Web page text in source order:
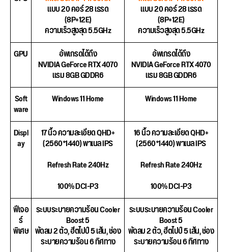
แบบ 20 คอร์ 28 เธรด
(8P+12E)
ความเร็วสูงสุด 5.5GHz
แบบ 20 คอร์ 28 เธรด
(8P+12E)
ความเร็วสูงสุด 5.5GHz
GPU
อัพเกรดได้ถึง
NVIDIA GeForce RTX 4070
แรม 8GB GDDR6
อัพเกรดได้ถึง
NVIDIA GeForce RTX 4070
แรม 8GB GDDR6
Soft
ware
Windows 11 Home Windows 11 Home
Displ
ay
17 นิ้ว ความละเอียด QHD+
(2560*1440) พาเนล IPS
Refresh Rate 240Hz
100% DCI-P3
16 นิ้ว ความละเอียด QHD+
(2560*1440) พาเนล IPS
Refresh Rate 240Hz
100% DCI-P3
ฟีเจอ
ร์
พิเศษ
ระบบระบายความร้อน Cooler
Boost 5
พัดลม 2 ตัว, ฮีตไปป์ 5 เส้น, ช่อง
ระบายความร้อน 6 ทิศทาง
ระบบระบายความร้อน Cooler
Boost 5
พัดลม 2 ตัว, ฮีตไปป์ 5 เส้น, ช่อง
ระบายความร้อน 6 ทิศทาง